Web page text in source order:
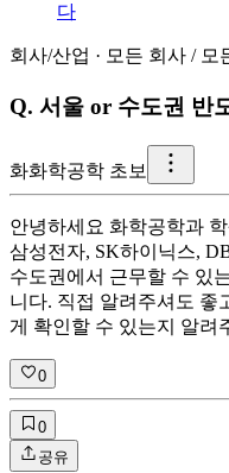
다
회사/산업 · 모든 회사 / 모
Q. 서울 or 수도권 반
화화학공학 초보
안녕하세요 화학공학과
삼성전자, SK하이닉스,
수도권에서 근무할 수 있
니다. 직접 알려주셔도 좋
게 확인할 수 있는지 알려
0
0
공유